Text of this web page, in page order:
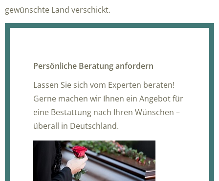
gewünschte Land verschickt.
Persönliche Beratung anfordern
Lassen Sie sich vom Experten beraten!
Gerne machen wir Ihnen ein Angebot für
eine Bestattung nach Ihren Wünschen –
überall in Deutschland.